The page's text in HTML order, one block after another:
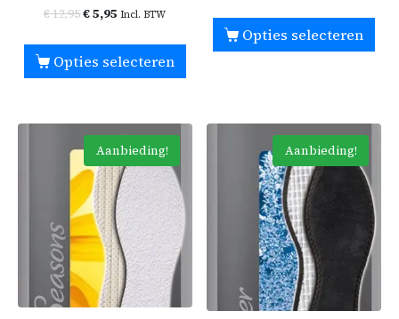
€12,95€5,95 Incl. BTW
Opties selecteren
Opties selecteren
Aanbieding! Aanbieding!